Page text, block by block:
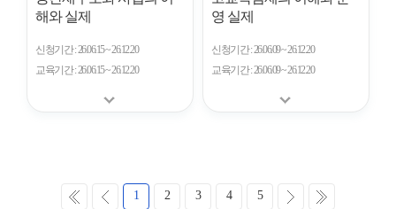
해와 실제
신청기간 26.06.15 ~ 26.12.20
교육기간 26.06.15 ~ 26.12.20
영 실제
신청기간 26.06.09 ~ 26.12.20
교육기간 26.06.09 ~ 26.12.20
처 이 1 2 3 4 5 다 마